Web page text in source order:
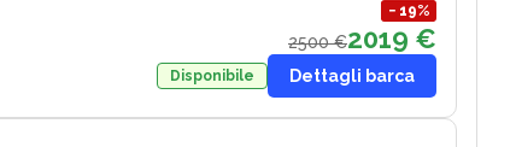
− 19%
2500 €2019 €
Disponibile Dettagli barca